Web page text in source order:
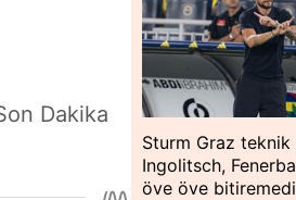
Dakika
Sturm Graz
Ingolitsch,
öve öve bitiremedi